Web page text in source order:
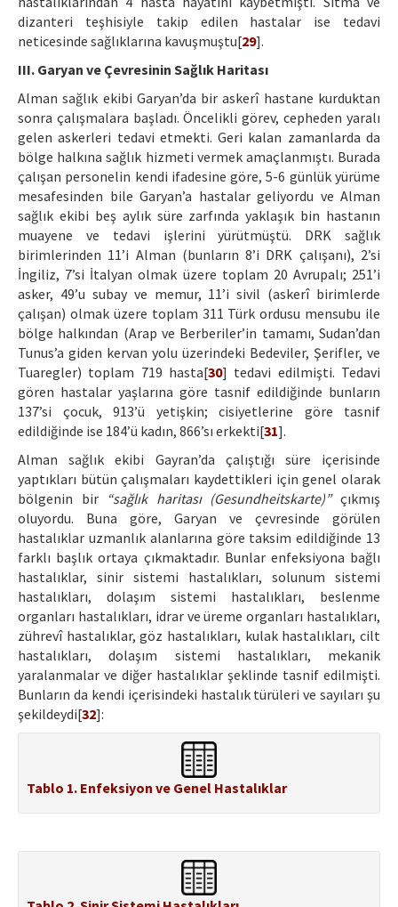
dizanteri teşhisiyle takip edilen hastalar ise tedavi
neticesinde sağlıklarına kavuşmuştu[29].
III. Garyan ve Çevresinin Sağlık Haritası
Alman sağlık ekibi Garyan’da bir askerî hastane kurduktan
sonra çalışmalara başladı. Öncelikli görev, cepheden yaralı
gelen askerleri tedavi etmekti. Geri kalan zamanlarda da
bölge halkına sağlık hizmeti vermek amaçlanmıştı. Burada
çalışan personelin kendi ifadesine göre, 5-6 günlük yürüme
mesafesinden bile Garyan’a hastalar geliyordu ve Alman
sağlık ekibi beş aylık süre zarfında yaklaşık bin hastanın
muayene ve tedavi işlerini yürütmüştü. DRK sağlık
birimlerinden 11’i Alman (bunların 8’i DRK çalışanı), 2’si
İngiliz, 7’si İtalyan olmak üzere toplam 20 Avrupalı; 251’i
asker, 49’u subay ve memur, 11’i sivil (askerî birimlerde
çalışan) olmak üzere toplam 311 Türk ordusu mensubu ile
bölge halkından (Arap ve Berberiler’in tamamı, Sudan’dan
Tunus’a giden kervan yolu üzerindeki Bedeviler, Şerifler, ve
Tuaregler) toplam 719 hasta[30] tedavi edilmişti. Tedavi
gören hastalar yaşlarına göre tasnif edildiğinde bunların
137’si çocuk, 913’ü yetişkin; cisiyetlerine göre tasnif
edildiğinde ise 184’ü kadın, 866’sı erkekti[31].
Alman sağlık ekibi Gayran’da çalıştığı süre içerisinde
yaptıkları bütün çalışmaları kaydettikleri için genel olarak
bölgenin bir “sağlık haritası (Gesundheitskarte)”çıkmış
oluyordu. Buna göre, Garyan ve çevresinde görülen
hastalıklar uzmanlık alanlarına göre taksim edildiğinde 13
farklı başlık ortaya çıkmaktadır. Bunlar enfeksiyona bağlı
hastalıklar, sinir sistemi hastalıkları, solunum sistemi
hastalıkları, dolaşım sistemi hastalıkları, beslenme
organları hastalıkları, idrar ve üreme organları hastalıkları,
zührevî hastalıklar, göz hastalıkları, kulak hastalıkları, cilt
hastalıkları, dolaşım sistemi hastalıkları, mekanik
yaralanmalar ve diğer hastalıklar şeklinde tasnif edilmişti.
Bunların da kendi içerisindeki hastalık türüleri ve sayıları şu
şekildeydi[32]:
Tablo 1. Enfeksiyon ve Genel Hastalıklar